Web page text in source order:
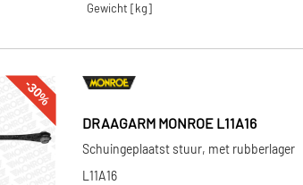
Gewicht [kg]
-30%
DRAAGARM MONROE L11A16
Schuingeplaatst stuur, met rubberlager
L11A16